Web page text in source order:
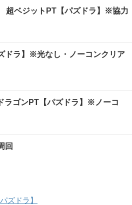
超ベジットPT【パズドラ】※協力
ドラ】※光なし・ノーコンクリア
ゴンPT【パズドラ】※ノーコ
回
ズドラ】